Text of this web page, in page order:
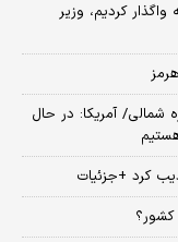
کردیم، وزیر
شمالی/ آمریکا: در حال
کرد +جزئیات
کشور؟